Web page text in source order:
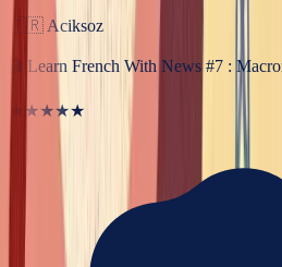
🇹🇷 Aciksoz
🎬 Learn French With News #7 :
★★★★★